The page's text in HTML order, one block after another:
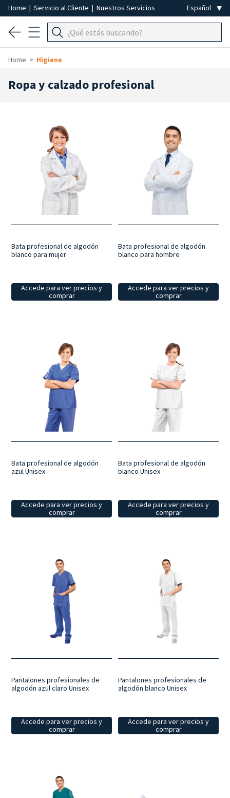
Home | Servicio al Cliente | Nuestros Servicios
Home Higiene
Ropa y calzado profesional
Bata profesional de algodón
blanco para mujer
Accede para ver precios y
comprar
Bata profesional de algodón
blanco para hombre
Accede para ver precios y
comprar
Bata profesional de algodón
azul Unisex
Accede para ver precios y
comprar
Bata profesional de algodón
blanco Unisex
Accede para ver precios y
comprar
Pantalones profesionales de
algodón azul claro Unisex
Accede para ver precios y
comprar
Pantalones profesionales de
algodón blanco Unisex
Accede para ver precios y
comprar